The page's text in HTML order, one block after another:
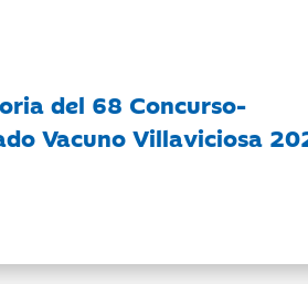
del 68 Concurso-
Vacuno Villaviciosa